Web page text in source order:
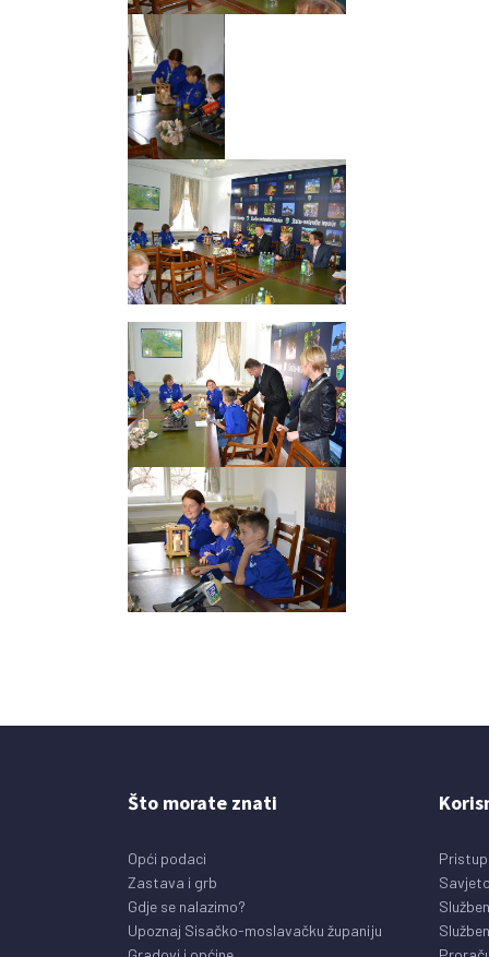
Što morate znati
Opći podaci
Zastava i grb
Gdje se nalazimo?
Upoznaj Sisačko-moslavačku županiju